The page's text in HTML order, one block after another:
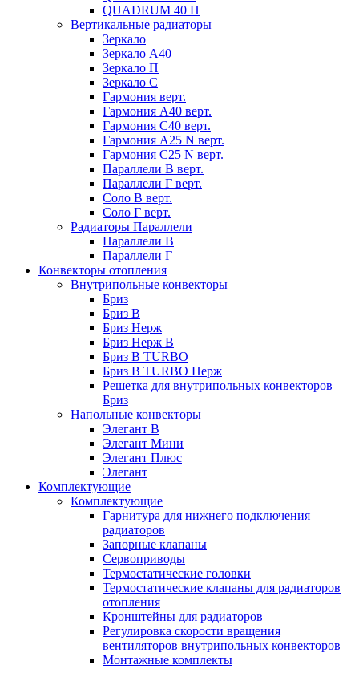
QUADRUM 40 H
Вертикальные радиаторы
Зеркало
Зеркало А40
Зеркало П
Зеркало С
Гармония верт.
Гармония А40 верт.
Гармония С40 верт.
Гармония А25 N верт.
Гармония С25 N верт.
Параллели В верт.
Параллели Г верт.
Соло В верт.
Соло Г верт.
Радиаторы Параллели
Параллели В
Параллели Г
Конвекторы отопления
Внутрипольные конвекторы
Бриз
Бриз В
Бриз Нерж
Бриз Нерж В
Бриз В TURBO
Бриз В TURBO Нерж
Решетка для внутрипольных конвекторов
Бриз
Напольные конвекторы
Элегант В
Элегант Мини
Элегант Плюс
Элегант
Комплектующие
Комплектующие
Гарнитура для нижнего подключения
радиаторов
Запорные клапаны
Сервоприводы
Термостатические головки
Термостатические клапаны для радиаторов
отопления
Кронштейны для радиаторов
Регулировка скорости вращения
вентиляторов внутрипольных конвекторов
Монтажные комплекты